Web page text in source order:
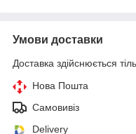
Умови доставки
Доставка здійснюється
Нова Пошта
Самовивіз
Delivery